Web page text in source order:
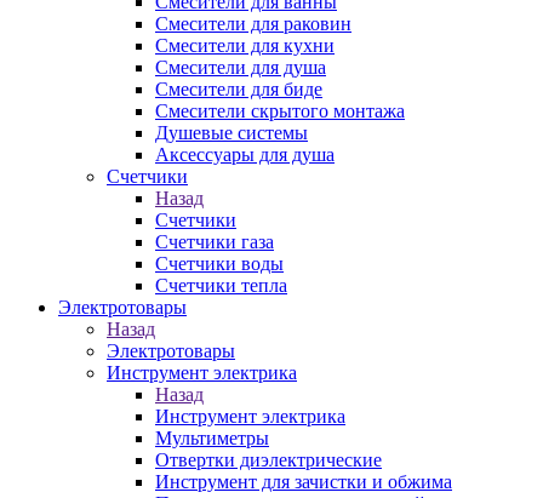
Смесители для раковин
Смесители для кухни
Смесители для душа
Смесители для биде
Смесители скрытого монтажа
Душевые системы
Аксессуары для душа
Счетчики
Назад
Счетчики
Счетчики газа
Счетчики воды
Счетчики тепла
Электротовары
Назад
Электротовары
Инструмент электрика
Назад
Инструмент электрика
Мультиметры
Отвертки диэлектрические
Инструмент для зачистки и обжима